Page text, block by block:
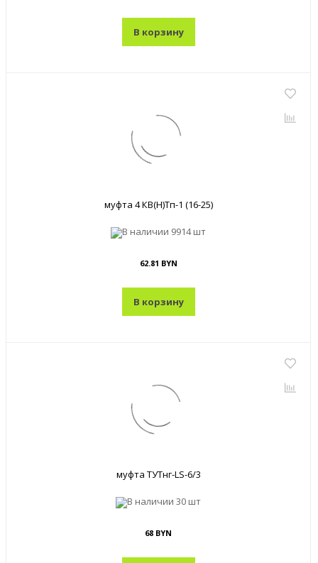
В корзину
муфта 4 КВ(Н)Тп-1 (16-25)
В наличии 9914 шт
62.81 BYN
В корзину
муфта ТУТнг-LS-6/3
В наличии 30 шт
68 BYN